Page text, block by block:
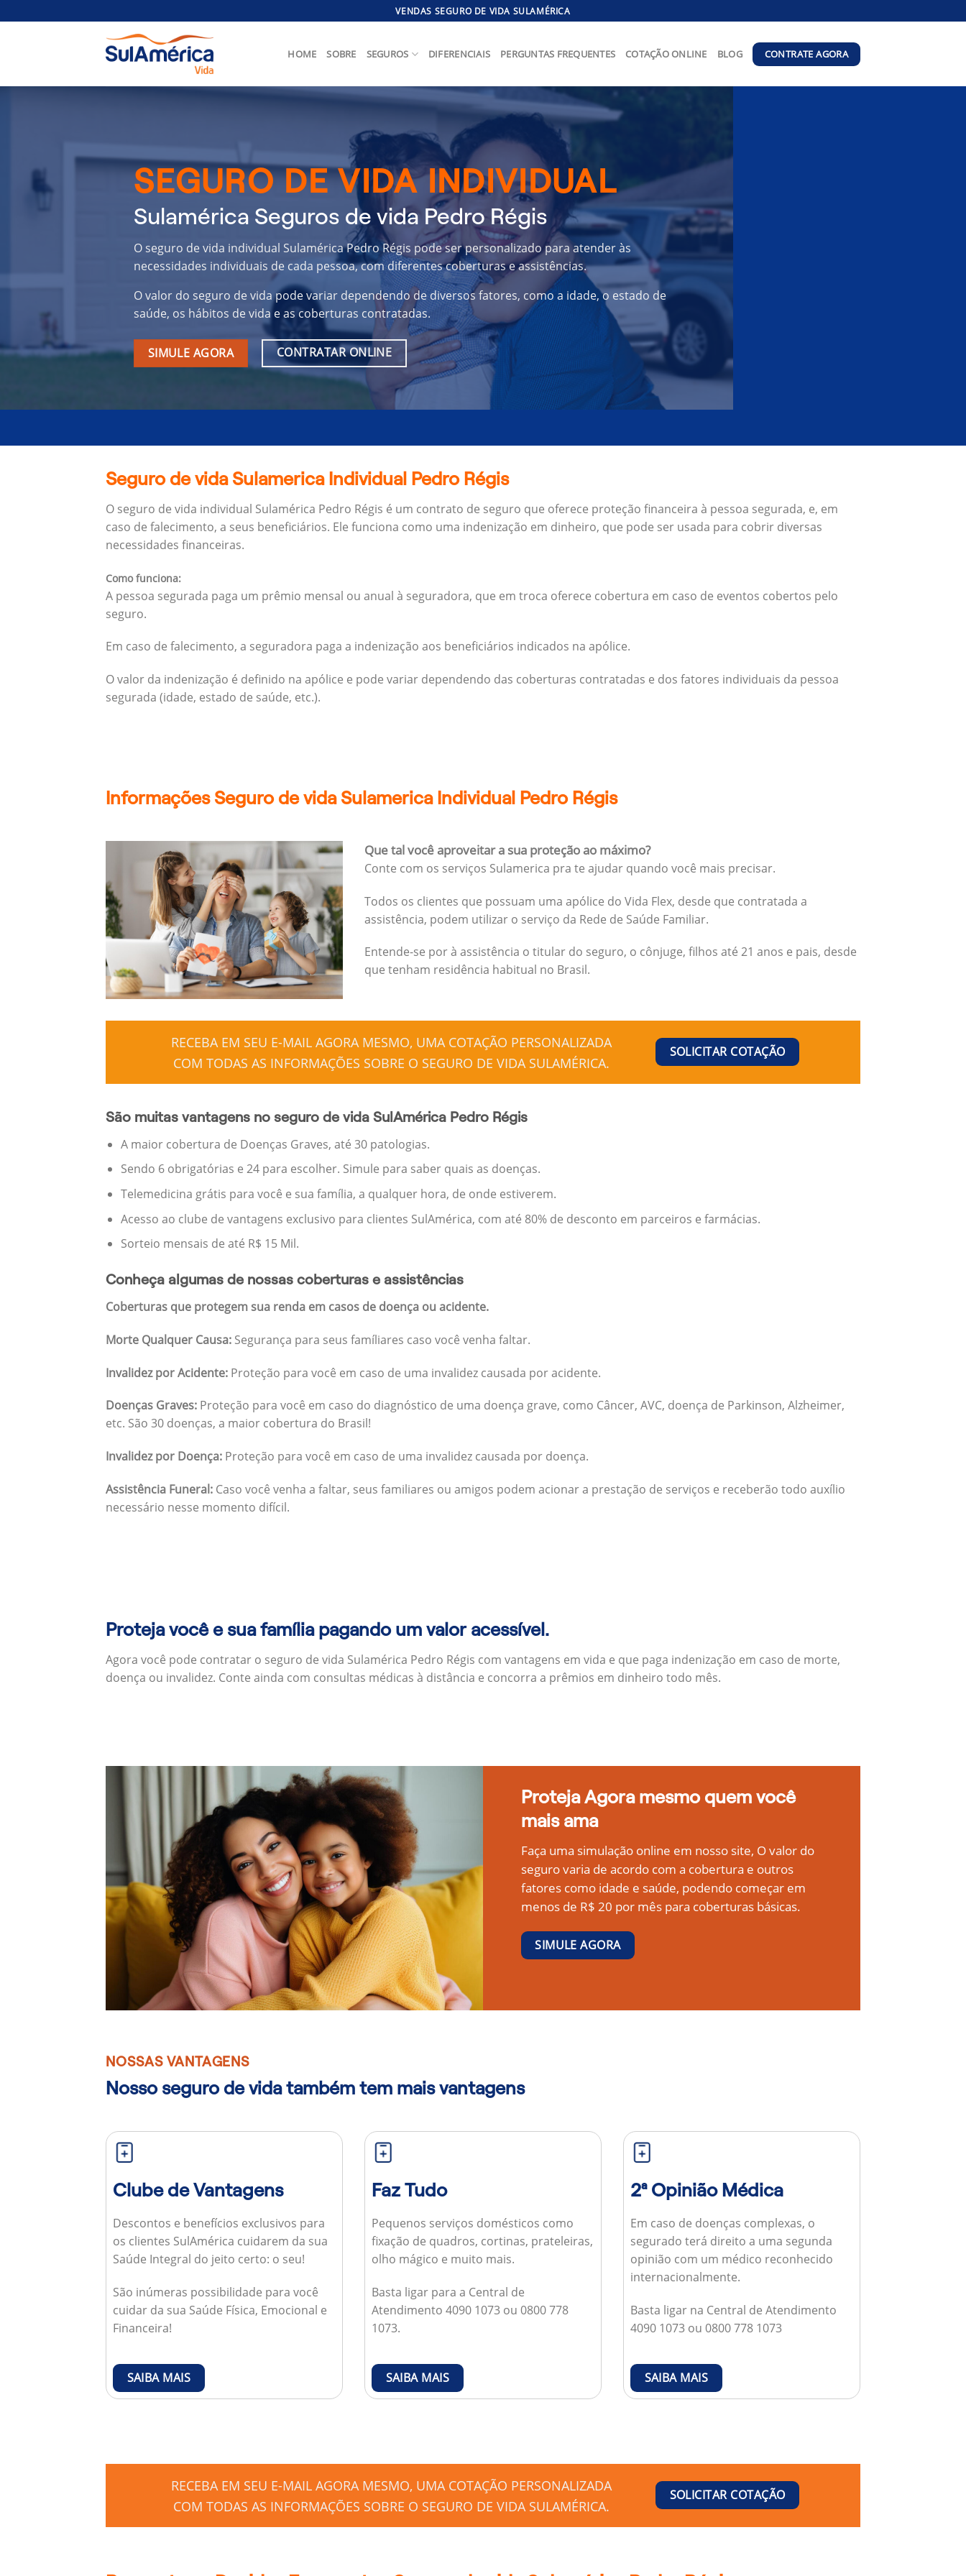
to
VENDAS SEGURO DE VIDA SULAMÉRICA
HOME SOBRE SEGUROS DIFERENCIAIS PERGUNTAS FREQUENTES COTAÇÃO ONLINE BLOG CONTRATE AGORA
SEGURO DE VIDA INDIVIDUAL
Sulamérica Seguros de vida Pedro Régis
O seguro de vida individual Sulamérica Pedro Régis pode ser personalizado para atender às
necessidades individuais de cada pessoa, com diferentes coberturas e assistências.
O valor do seguro de vida pode variar dependendo de diversos fatores, como a idade, o estado de
saúde, os hábitos de vida e as coberturas contratadas.
SIMULE AGORA CONTRATAR ONLINE
Seguro de vida Sulamerica Individual Pedro Régis
O seguro de vida individual Sulamérica Pedro Régis é um contrato de seguro que oferece proteção financeira à pessoa segurada, e, em
caso de falecimento, a seus beneficiários. Ele funciona como uma indenização em dinheiro, que pode ser usada para cobrir diversas
necessidades financeiras.
Como funciona:
A pessoa segurada paga um prêmio mensal ou anual à seguradora, que em troca oferece cobertura em caso de eventos cobertos pelo
seguro.
Em caso de falecimento, a seguradora paga a indenização aos beneficiários indicados na apólice.
O valor da indenização é definido na apólice e pode variar dependendo das coberturas contratadas e dos fatores individuais da pessoa
segurada (idade, estado de saúde, etc.).
Informações Seguro de vida Sulamerica Individual Pedro Régis
Que tal você aproveitar a sua proteção ao máximo?
Conte com os serviços Sulamerica pra te ajudar quando você mais precisar.
Todos os clientes que possuam uma apólice do Vida Flex, desde que contratada a
assistência, podem utilizar o serviço da Rede de Saúde Familiar.
Entende-se por à assistência o titular do seguro, o cônjuge, filhos até 21 anos e pais, desde
que tenham residência habitual no Brasil.
RECEBA EM SEU E-MAIL AGORA MESMO, UMA COTAÇÃO PERSONALIZADA
COM TODAS AS INFORMAÇÕES SOBRE O SEGURO DE VIDA SULAMÉRICA.
SOLICITAR COTAÇÃO
São muitas vantagens no seguro de vida SulAmérica Pedro Régis
A maior cobertura de Doenças Graves, até 30 patologias.
Sendo 6 obrigatórias e 24 para escolher. Simule para saber quais as doenças.
Telemedicina grátis para você e sua família, a qualquer hora, de onde estiverem.
Acesso ao clube de vantagens exclusivo para clientes SulAmérica, com até 80% de desconto em parceiros e farmácias.
Sorteio mensais de até R$ 15 Mil.
Conheça algumas de nossas coberturas e assistências
Coberturas que protegem sua renda em casos de doença ou acidente.
Morte Qualquer Causa: Segurança para seus famíliares caso você venha faltar.
Invalidez por Acidente: Proteção para você em caso de uma invalidez causada por acidente.
Doenças Graves: Proteção para você em caso do diagnóstico de uma doença grave, como Câncer, AVC, doença de Parkinson, Alzheimer,
etc. São 30 doenças, a maior cobertura do Brasil!
Invalidez por Doença: Proteção para você em caso de uma invalidez causada por doença.
Assistência Funeral: Caso você venha a faltar, seus familiares ou amigos podem acionar a prestação de serviços e receberão todo auxílio
necessário nesse momento difícil.
Proteja você e sua família pagando um valor acessível.
Agora você pode contratar o seguro de vida Sulamérica Pedro Régis com vantagens em vida e que paga indenização em caso de morte,
doença ou invalidez. Conte ainda com consultas médicas à distância e concorra a prêmios em dinheiro todo mês.
Proteja Agora mesmo quem você
mais ama
Faça uma simulação online em nosso site, O valor do
seguro varia de acordo com a cobertura e outros
fatores como idade e saúde, podendo começar em
menos de R$ 20 por mês para coberturas básicas.
SIMULE AGORA
NOSSAS VANTAGENS
Nosso seguro de vida também tem mais vantagens
Clube de Vantagens
Descontos e benefícios exclusivos para
os clientes SulAmérica cuidarem da sua
Saúde Integral do jeito certo: o seu!
São inúmeras possibilidade para você
cuidar da sua Saúde Física, Emocional e
Financeira!
SAIBA MAIS
Faz Tudo
Pequenos serviços domésticos como
fixação de quadros, cortinas, prateleiras,
olho mágico e muito mais.
Basta ligar para a Central de
Atendimento 4090 1073 ou 0800 778
1073.
SAIBA MAIS
2ª Opinião Médica
Em caso de doenças complexas, o
segurado terá direito a uma segunda
opinião com um médico reconhecido
internacionalmente.
Basta ligar na Central de Atendimento
4090 1073 ou 0800 778 1073
SAIBA MAIS
RECEBA EM SEU E-MAIL AGORA MESMO, UMA COTAÇÃO PERSONALIZADA
COM TODAS AS INFORMAÇÕES SOBRE O SEGURO DE VIDA SULAMÉRICA.
SOLICITAR COTAÇÃO